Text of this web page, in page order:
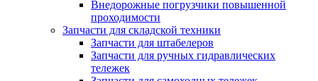
Внедорожные погрузчики повышенной
проходимости
Запчасти для складской техники
Запчасти для штабелеров
Запчасти для ручных гидравлических
тележек